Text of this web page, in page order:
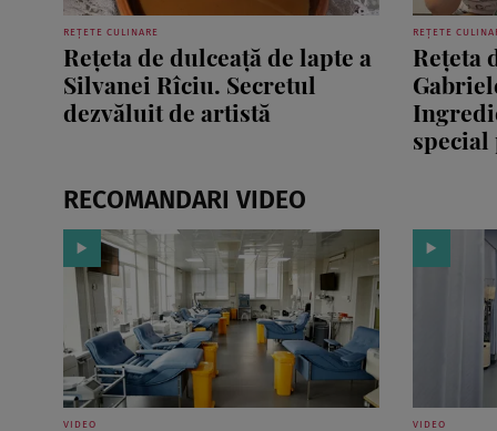
REȚETE CULINARE
Rețeta de dulceață de lapte a
Silvanei Rîciu. Secretul
dezvăluit de artistă
REȚETE
Rețeta
RECOMANDARI VIDEO
VIDEO VIDEO